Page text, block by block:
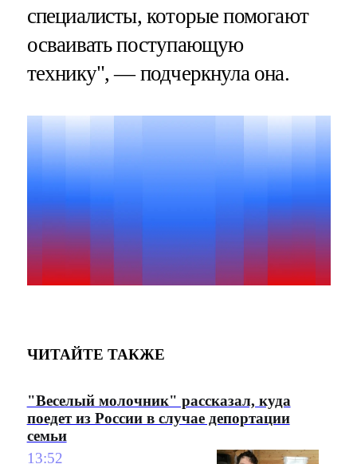
специалисты, которые помогают
осваивать поступающую
технику", — подчеркнула она.
ЧИТАЙТЕ ТАКЖЕ
"Веселый молочник" рассказал, куда
поедет из России в случае депортации
семьи
13:52